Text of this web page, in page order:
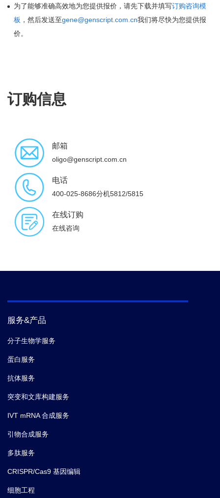
为了能够准确高效地为您提供报价，请先下载并填写订购咨询模
板 ，然后发送至gene@genscript.com.cn我们将尽快为您提供报
价。
订购信息
邮箱
oligo@genscript.com.cn
电话
400-025-8686分机5812/5815
在线订购
在线咨询
服务&产品
分子生物学服务
蛋白服务
抗体服务
突变和文库构建服务
IVT mRNA 合成服务
引物合成服务
多肽服务
CRISPR/Cas9 基因编辑
细胞工程